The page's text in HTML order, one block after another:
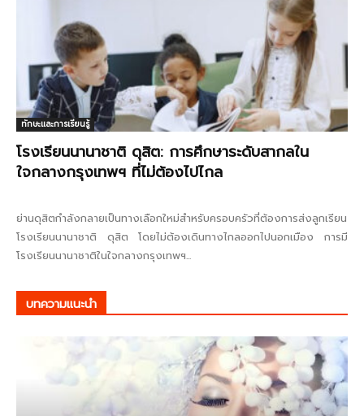
ทักษะและการเรียนรู้
โรงเรียนนานาชาติ ดุสิต: การศึกษาระดับสากลใน
ใจกลางกรุงเทพฯ ที่ไม่ต้องไปไกล
ย่านดุสิตกำลังกลายเป็นทางเลือกใหม่สำหรับครอบครัวที่ต้องการส่งลูกเรียน
โรงเรียนนานาชาติ ดุสิต โดยไม่ต้องเดินทางไกลออกไปนอกเมือง การมี
โรงเรียนนานาชาติในใจกลางกรุงเทพฯ...
บทความแนะนำ